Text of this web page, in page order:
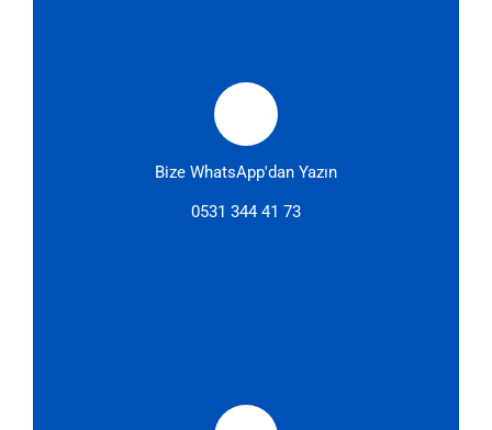
Bize WhatsApp'dan Yazın
0531 344 41 73